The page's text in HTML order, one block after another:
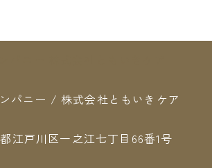
パニー / 株式会社ともいきケア
江戸川区一之江七丁目66番1号